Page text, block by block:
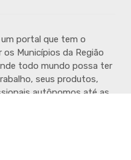
portal que tem o
Municípios da Região
todo mundo possa ter
seus produtos,
autônomos até as